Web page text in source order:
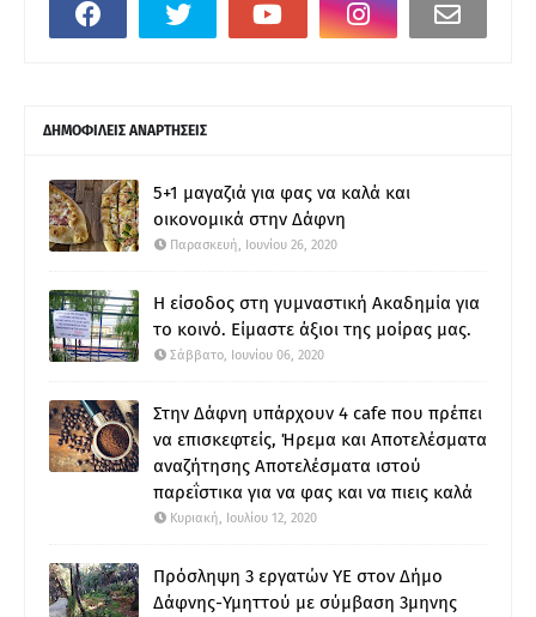
ΔΗΜΟΦΙΛΕΙΣ ΑΝΑΡΤΗΣΕΙΣ
5+1 μαγαζιά για φας να καλά και
οικονομικά στην Δάφνη
Παρασκευή, Ιουνίου 26, 2020
Η είσοδος στη γυμναστική Ακαδημία για
το κοινό. Είμαστε άξιοι της μοίρας μας.
Σάββατο, Ιουνίου 06, 2020
Στην Δάφνη υπάρχουν 4 cafe που πρέπει
να επισκεφτείς, Ήρεμα και Αποτελέσματα
αναζήτησης Αποτελέσματα ιστού
παρεΐστικα για να φας και να πιεις καλά
Κυριακή, Ιουλίου 12, 2020
Πρόσληψη 3 εργατών ΥΕ στον Δήμο
Δάφνης-Υμηττού με σύμβαση 3μηνης